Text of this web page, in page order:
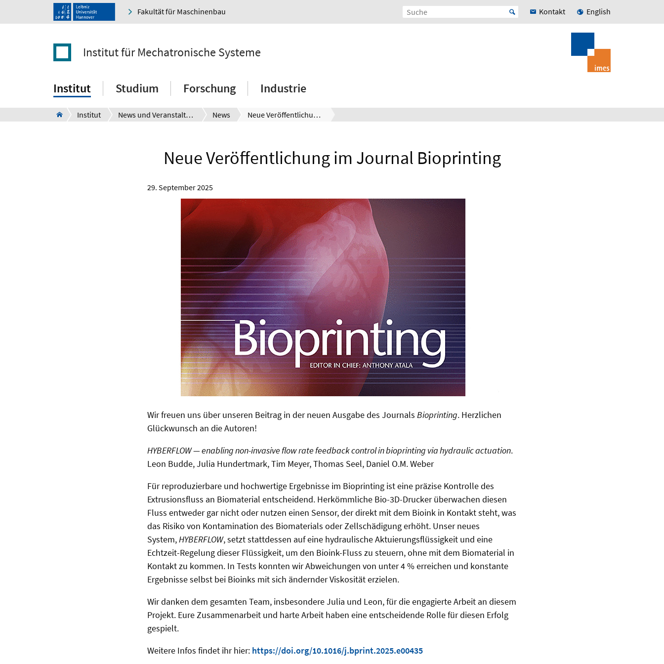
Fakultät für Maschinenbau Kontakt English
Institut für Mechatronische Systeme
Institut Studium Forschung Industrie
Institut News und Veranstaltungen News Neue Veröffentlichung im Journal Bioprinting
Neue Veröffentlichung im Journal Bioprinting
29. September 2025
Wir freuen uns über unseren Beitrag in der neuen Ausgabe des Journals Bioprinting. Herzlichen
Glückwunsch an die Autoren!
HYBERFLOW — enabling non-invasive flow rate feedback control in bioprinting via hydraulic actuation.
Leon Budde, Julia Hundertmark, Tim Meyer, Thomas Seel, Daniel O.M. Weber
Für reproduzierbare und hochwertige Ergebnisse im Bioprinting ist eine präzise Kontrolle des
Extrusionsfluss an Biomaterial entscheidend. Herkömmliche Bio-3D-Drucker überwachen diesen
Fluss entweder gar nicht oder nutzen einen Sensor, der direkt mit dem Bioink in Kontakt steht, was
das Risiko von Kontamination des Biomaterials oder Zellschädigung erhöht. Unser neues
System,HYBERFLOW, setzt stattdessen auf eine hydraulische Aktuierungsflüssigkeit und eine
Echtzeit-Regelung dieser Flüssigkeit, um den Bioink-Fluss zu steuern, ohne mit dem Biomaterial in
Kontakt zu kommen. In Tests konnten wir Abweichungen von unter 4 % erreichen und konstante
Ergebnisse selbst bei Bioinks mit sich ändernder Viskosität erzielen.
Wir danken dem gesamten Team, insbesondere Julia und Leon, für die engagierte Arbeit an diesem
Projekt. Eure Zusammenarbeit und harte Arbeit haben eine entscheidende Rolle für diesen Erfolg
gespielt.
Weitere Infos findet ihr hier: https://doi.org/10.1016/j.bprint.2025.e00435